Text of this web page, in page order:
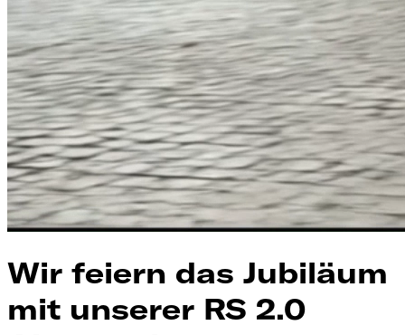
Wir feiern das Jubiläum
mit unserer RS 2.0